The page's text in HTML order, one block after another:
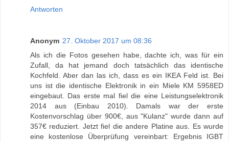
Antworten
Anonym 27. Oktober 2017 um 08:36
Als ich die Fotos gesehen habe, dachte ich, was für ein
Zufall, da hat jemand doch tatsächlich das identische
Kochfeld. Aber dan las ich, dass es ein IKEA Feld ist. Bei
uns ist die identische Elektronik in ein Miele KM 5958ED
eingebaut. Das erste mal fiel die eine Leistungselektronik
2014 aus (Einbau 2010). Damals war der erste
Kostenvorschlag über 900€, aus "Kulanz" wurde dann auf
357€ reduziert. Jetzt fiel die andere Platine aus. Es wurde
eine kostenlose Überprüfung vereinbart: Ergebnis IGBT